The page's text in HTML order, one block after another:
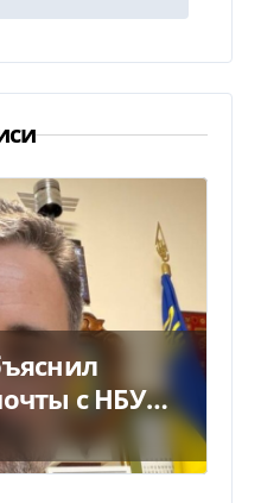
с НБУ